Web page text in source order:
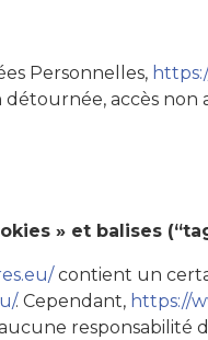
Personnelles,
accès
» et balises
contient un
. Cependant, https://
responsabilité